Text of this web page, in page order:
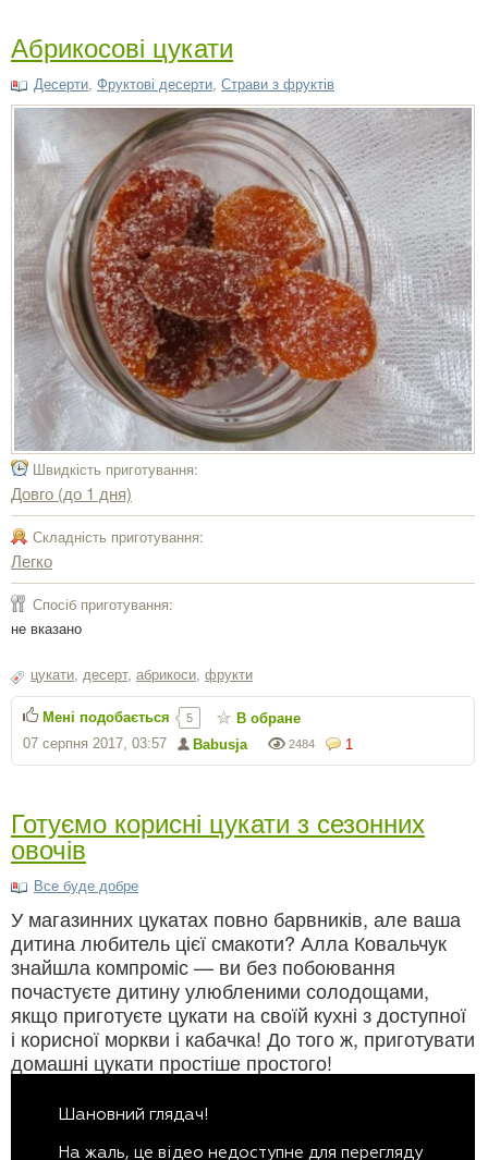
Абрикосові цукати
Десерти, Фруктові десерти, Страви з фруктів
Швидкість приготування:
Довго (до 1 дня)
Складність приготування:
Легко
Спосіб приготування:
не вказано
цукати, десерт, абрикоси, фрукти
1
2484
Babusja
07 серпня 2017, 03:57
Мені подобається 5 В обране
Готуємо корисні цукати з сезонних
овочів
Все буде добре
У магазинних цукатах повно барвників, але ваша
дитина любитель цієї смакоти? Алла Ковальчук
знайшла компроміс — ви без побоювання
почастуєте дитину улюбленими солодощами,
якщо приготуєте цукати на своїй кухні з доступної
і корисної моркви і кабачка! До того ж, приготувати
домашні цукати простіше простого!